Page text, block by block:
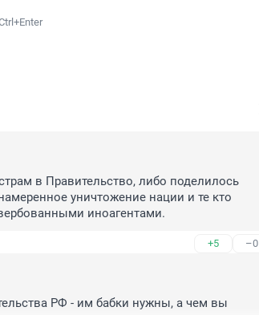
в Правительство, либо поделилось
уничтожение нации и те кто
иноагентами.
+5 –0
РФ - им бабки нужны, а чем вы